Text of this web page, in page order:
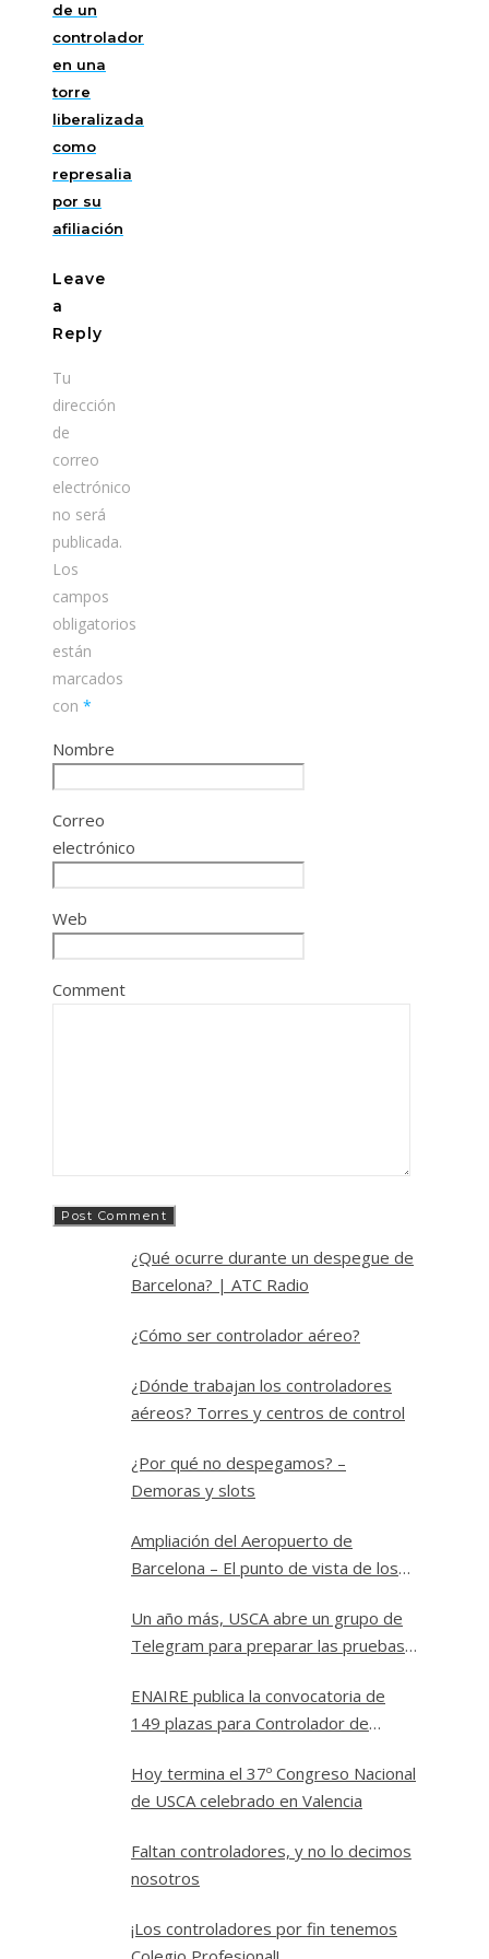
de un
controlador
en una
torre
liberalizada
como
represalia
por su
afiliación
Leave
a
Reply
Tu
dirección
de
correo
electrónico
no será
publicada.
Los
campos
obligatorios
están
marcados
con *
Nombre
Correo
electrónico
Web
Comment
¿Qué ocurre durante un despegue de
Barcelona? | ATC Radio
¿Cómo ser controlador aéreo?
¿Dónde trabajan los controladores
aéreos? Torres y centros de control
¿Por qué no despegamos? –
Demoras y slots
Ampliación del Aeropuerto de
Barcelona – El punto de vista de los
Un año más, USCA abre un grupo de
Telegram para preparar las pruebas
ENAIRE publica la convocatoria de
149 plazas para Controlador de
Hoy termina el 37º Congreso Nacional
de USCA celebrado en Valencia
Faltan controladores, y no lo decimos
nosotros
¡Los controladores por fin tenemos